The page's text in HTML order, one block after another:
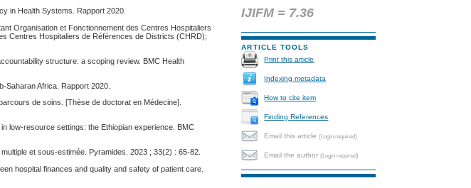
IJIFM = 7.36
ARTICLE TOOLS
Print this article
Indexing metadata
How to cite item
Finding References
Email this article(Login required)
Email the author(Login required)
in Health Systems. Rapport 2020.
Organisation et Fonctionnement des Centres Hospitaliers
Centres Hospitaliers de Références de Districts (CHRD);
structure: a scoping review. BMC Health
Saharan Africa. Rapport 2020.
de soins. [Thèse de doctorat en Médecine].
low-resource settings: the Ethiopian experience. BMC
et sous-estimée. Pyramides. 2023 ; 33(2) : 65-82.
hospital finances and quality and safety of patient care.